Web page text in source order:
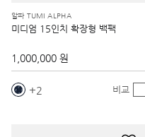
알파 TUMI ALPHA
미디엄 15인치 확장형 백팩
1,000,000 원
2 비교